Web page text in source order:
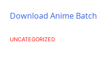
Download Anime Batch
UNCATEGORIZED